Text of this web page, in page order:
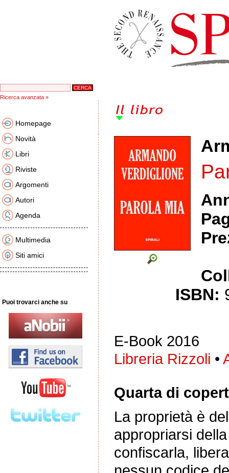
Ricerca avanzata »
Homepage
Novità
Libri
Riviste
Argomenti
Autori
Agenda
Multimedia
Siti amici
Puoi trovarci anche su
ISBN:
E-Book 2016
Libreria Rizzoli •
Quarta di
La proprietà è
appropriarsi
confiscarla,